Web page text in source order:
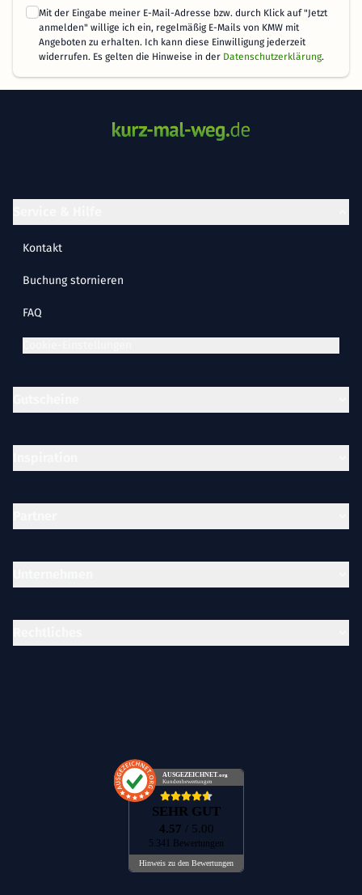
Mit der Eingabe meiner E-Mail-Adresse bzw. durch Klick auf "Jetzt
anmelden" willige ich ein, regelmäßig E-Mails von KMW mit
Angeboten zu erhalten. Ich kann diese Einwilligung jederzeit
widerrufen. Es gelten die Hinweise in der Datenschutzerklärung.
AUSGEZEICHNET .org
Kundenbewertungen
SEHR GUT
4.57 / 5.00
5.341 Bewertungen
Hinweis zu den Bewertungen
Kontakt
Buchung stornieren
FAQ